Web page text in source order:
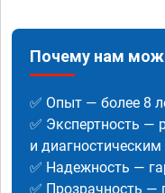
Почему нам
✅ Опыт — более 8
✅ Экспертность
и
✅ Надежность —
✅ Прозрачность —